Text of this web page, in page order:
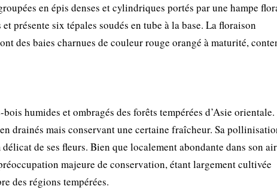
en épis denses et cylindriques portés par une hampe
présente six tépales soudés en tube à la base. La floraison
des baies charnues de couleur rouge orangé à maturité,
humides et ombragés des forêts tempérées d’Asie orientale.
drainés mais conservant une certaine fraîcheur. Sa
de ses fleurs. Bien que localement abondante dans son
majeure de conservation, étant largement cultivée
des régions tempérées.